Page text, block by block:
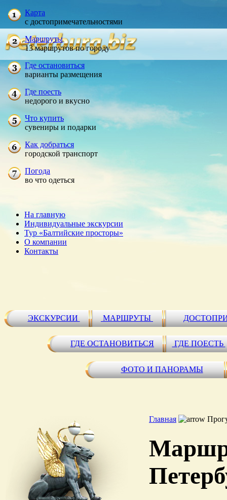
Карта
с достопримечательностями
Маршруты
13 маршрутов по городу
Где остановиться
варианты размещения
Где поесть
недорого и вкусно
Что купить
сувениры и подарки
Как добраться
городской транспорт
Погода
во что одеться
На главную
Индивидуальные экскурсии
Тур «Балтийские просторы»
О компании
Контакты
ЭКСКУРСИИ МАРШРУТЫ
ГДЕ ОСТАНОВИТЬСЯ ГДЕ ПОЕСТЬ
ФОТО И ПАНОРАМЫ
Главная